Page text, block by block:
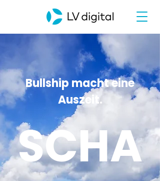
Bullship macht eine
Auszeit.
SCHA